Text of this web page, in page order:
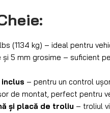
(1134 kg) – ideal pentru
și 5 mm grosime – suficient
– pentru un control
de montat, perfect pentru
și placă de troliu – troliul